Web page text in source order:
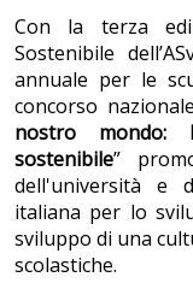
Con la terza
Sostenibile
annuale per le
concorso
nostro mondo:
sostenibile”
dell'università e
italiana per lo
sviluppo di una
scolastiche.